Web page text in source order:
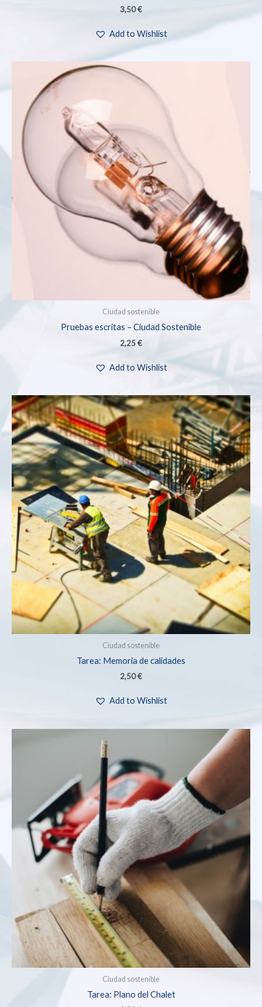
3,50€
Add to Wishlist
Ciudad sostenible
Pruebas escritas – Ciudad Sostenible
2,25€
Add to Wishlist
Ciudad sostenible
Tarea: Memoria de calidades
2,50€
Add to Wishlist
Ciudad sostenible
Tarea: Plano del Chalet